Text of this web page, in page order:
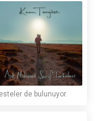
de bulunuyor.